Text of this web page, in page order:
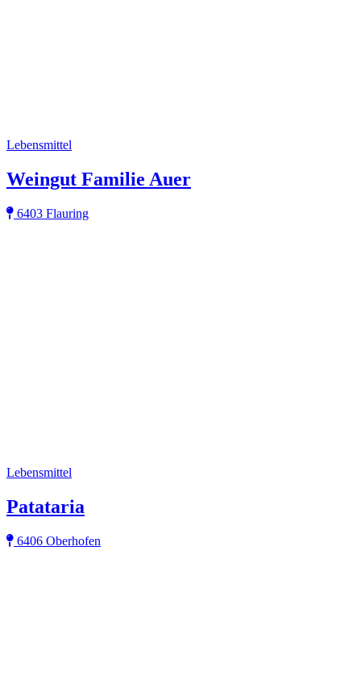
Lebensmittel
Weingut Familie Auer
6403 Flauring
Lebensmittel
Patataria
6406 Oberhofen